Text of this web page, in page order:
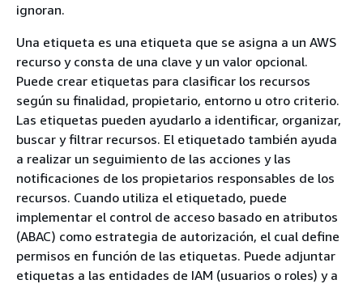
ignoran.
Una etiqueta es una etiqueta que se asigna a un AWS
recurso y consta de una clave y un valor opcional.
Puede crear etiquetas para clasificar los recursos
según su finalidad, propietario, entorno u otro criterio.
Las etiquetas pueden ayudarlo a identificar, organizar,
buscar y filtrar recursos. El etiquetado también ayuda
a realizar un seguimiento de las acciones y las
notificaciones de los propietarios responsables de los
recursos. Cuando utiliza el etiquetado, puede
implementar el control de acceso basado en atributos
(ABAC) como estrategia de autorización, el cual define
permisos en función de las etiquetas. Puede adjuntar
etiquetas a las entidades de IAM (usuarios o roles) y a